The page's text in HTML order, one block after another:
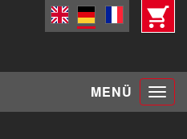
MENÜ Toggle